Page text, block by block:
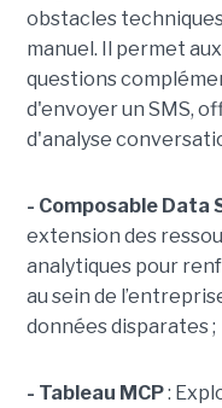
obstacles
manuel. Il permet
questions
d'envoyer un SMS,
d'analyse
- Composable Data
extension des
analytiques pour
au sein de
données disparates ;
- Tableau MCP: